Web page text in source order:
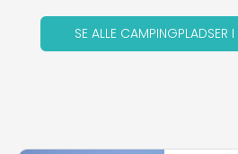
SE ALLE CAMPINGPLADSER